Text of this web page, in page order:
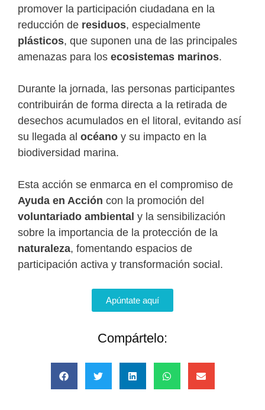
promover la participación ciudadana en la
reducción de residuos, especialmente
plásticos, que suponen una de las principales
amenazas para los ecosistemas marinos.
Durante la jornada, las personas participantes
contribuirán de forma directa a la retirada de
desechos acumulados en el litoral, evitando así
su llegada al océano y su impacto en la
biodiversidad marina.
Esta acción se enmarca en el compromiso de
Ayuda en Acción con la promoción del
voluntariado ambiental y la sensibilización
sobre la importancia de la protección de la
naturaleza, fomentando espacios de
participación activa y transformación social.
Apúntate aquí
Compártelo: